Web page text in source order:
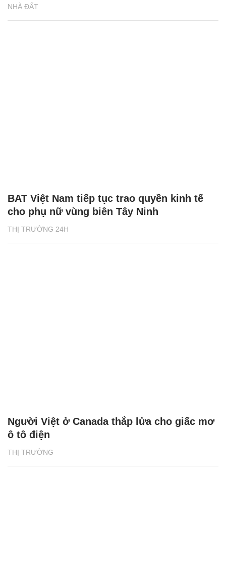
NHÀ ĐẤT
THỊ TRƯỜNG 24H
BAT Việt Nam tiếp tục trao quyền kinh tế
cho phụ nữ vùng biên Tây Ninh
THỊ TRƯỜNG
Người Việt ở Canada thắp lửa cho giấc mơ
ô tô điện